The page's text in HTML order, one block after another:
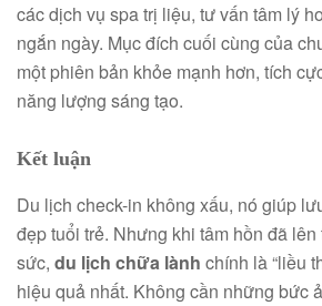
các dịch vụ spa trị liệu, tư vấn tâm lý
ngắn ngày. Mục đích cuối cùng của
một phiên bản khỏe mạnh hơn, tích
năng lượng sáng tạo.
Kết luận
Du lịch check-in không xấu, nó giúp
đẹp tuổi trẻ. Nhưng khi tâm hồn đã
sức, du lịch chữa lành chính là “liều
hiệu quả nhất. Không cần những bức